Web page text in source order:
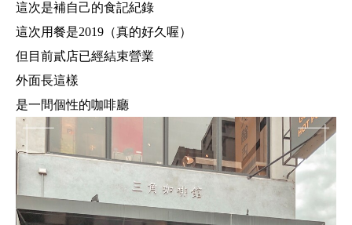
這次是補自己的食記紀錄
這次用餐是2019（真的好久喔）
但目前貳店已經結束營業
外面長這樣
是一間個性的咖啡廳